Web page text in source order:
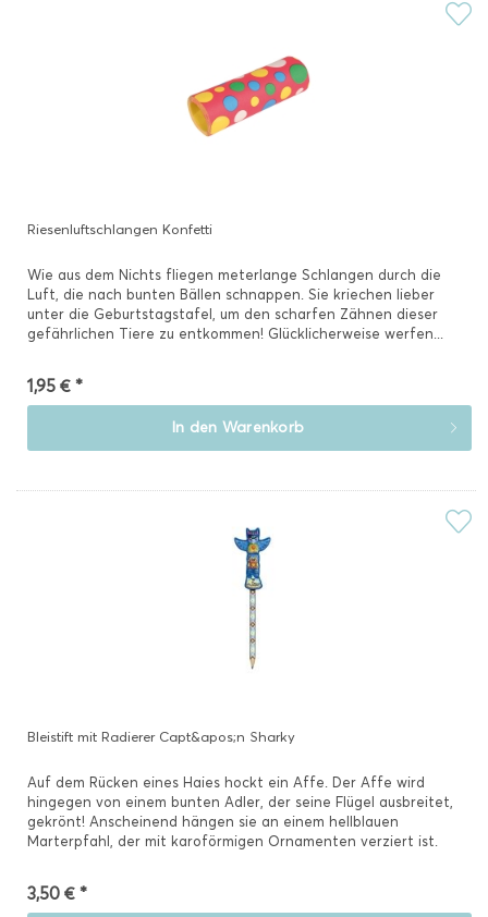
Riesenluftschlangen Konfetti
Wie aus dem Nichts fliegen meterlange Schlangen durch die
Luft, die nach bunten Bällen schnappen. Sie kriechen lieber
unter die Geburtstagstafel, um den scharfen Zähnen dieser
gefährlichen Tiere zu entkommen! Glücklicherweise werfen...
1,95 € *
In den Warenkorb
Bleistift mit Radierer Capt&apos;n Sharky
Auf dem Rücken eines Haies hockt ein Affe. Der Affe wird
hingegen von einem bunten Adler, der seine Flügel ausbreitet,
gekrönt! Anscheinend hängen sie an einem hellblauen
Marterpfahl, der mit karoförmigen Ornamenten verziert ist.
3,50 € *